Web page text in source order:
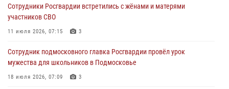
«семейным подрядом» в Подмосковье (видео)
03 августа 2026, 14:57
крупную сумму в Подмосковье
31 июля 2026, 14:00
Сотрудники Росгвардии встретились с жёнами и матерями
участников СВО
11 июля 2026, 07:15 3
Сотрудник подмосковного главка Росгвардии провёл урок
мужества для школьников в Подмосковье
18 июля 2026, 07:09 3